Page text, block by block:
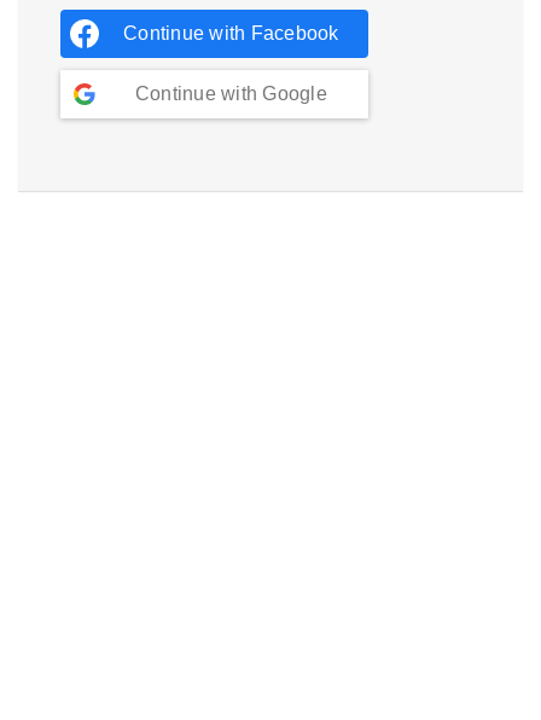
Continue with Facebook
Continue with Google